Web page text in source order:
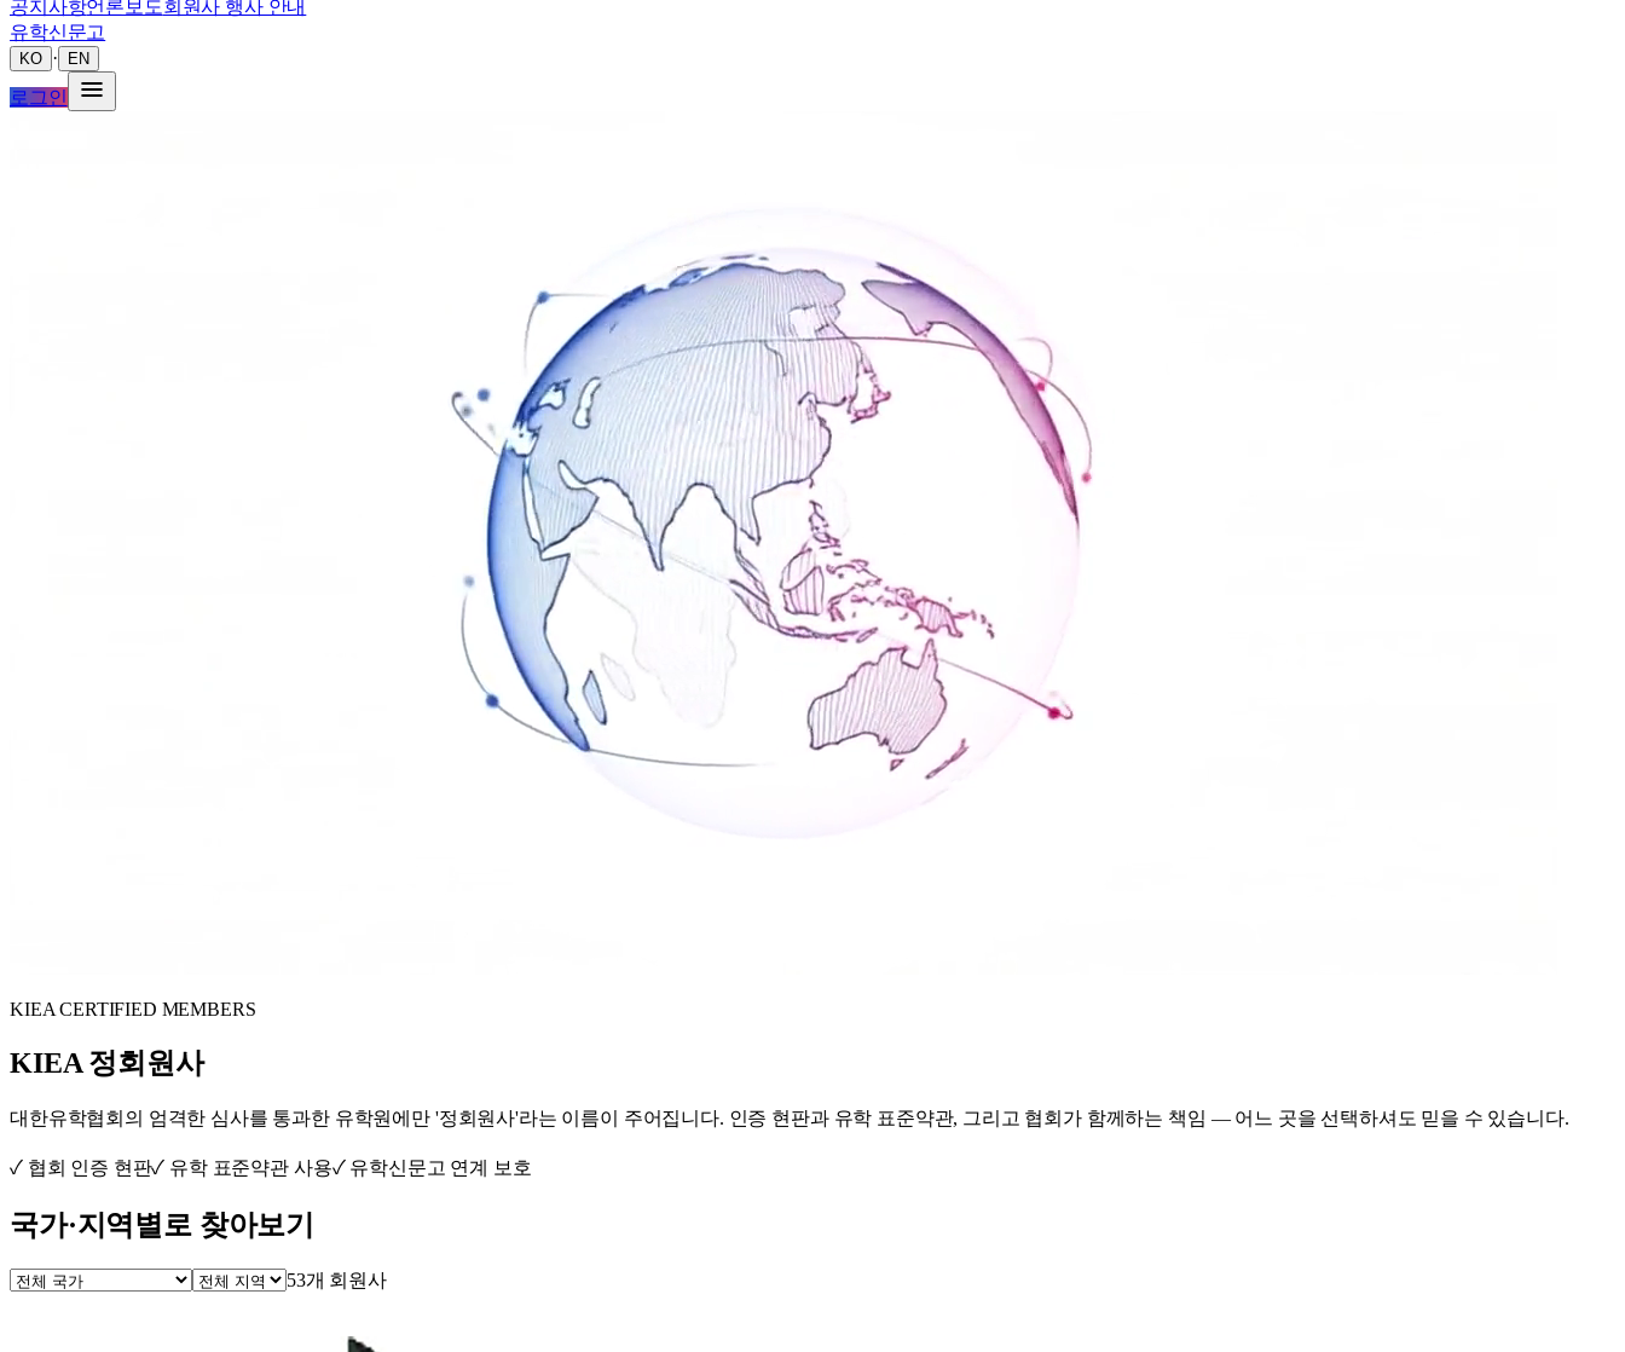
공지사항언론보도회원사 행사 안내
유학신문고
KO · EN
로그인
KIEA CERTIFIED MEMBERS
KIEA 정회원사
대한유학협회의 엄격한 심사를 통과한 유학원에만 '정회원사'라는 이름이 주어집니다. 인증 현판과 유학 표준약관, 그리고 협회가 함께하는 책임 — 어느 곳을 선택하셔도 믿을 수 있습니다.
✓ 협회 인증 현판✓ 유학 표준약관 사용✓ 유학신문고 연계 보호
국가·지역별로 찾아보기
53개 회원사